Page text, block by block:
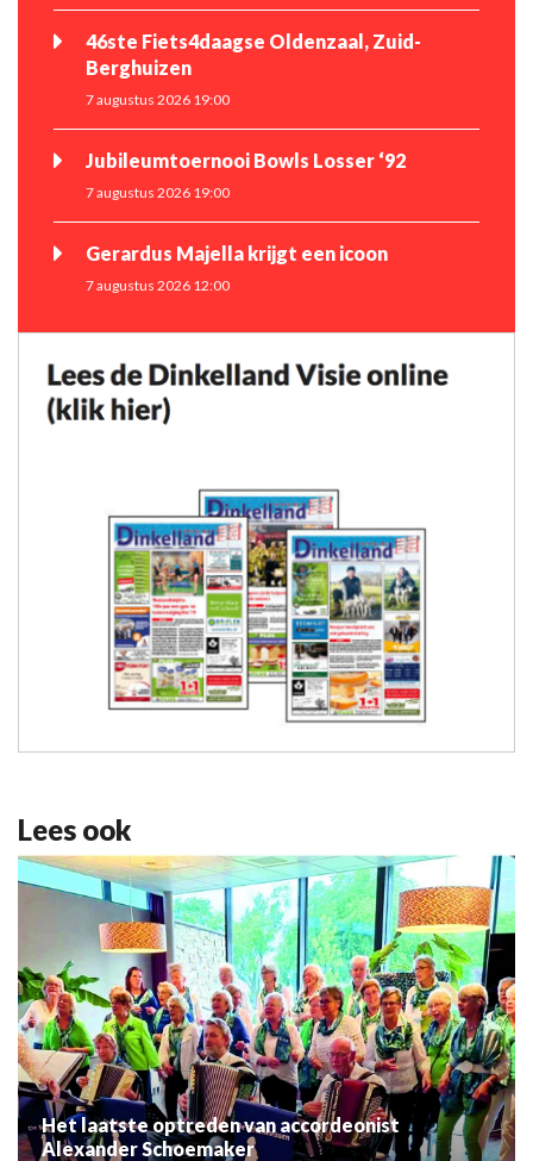
46ste Fiets4daagse Oldenzaal, Zuid-
Berghuizen
7 augustus 2026 19:00
Jubileumtoernooi Bowls Losser ‘92
7 augustus 2026 19:00
Gerardus Majella krijgt een icoon
7 augustus 2026 12:00
Lees ook
Het laatste optreden van accordeonist
Alexander Schoemaker